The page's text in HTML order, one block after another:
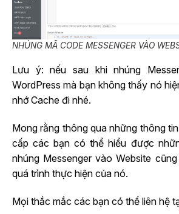
NHÚNG MÃ CODE MESSENGER VÀO
Lưu ý: nếu sau khi nhúng
WordPress mà bạn không thấy nó
nhớ Cache đi nhé.
Mong rằng thông qua những thông
cấp các bạn có thể hiểu được
nhúng Messenger vào Website
quá trình thực hiện của nó.
Mọi thắc mắc các bạn có thể liên hệ